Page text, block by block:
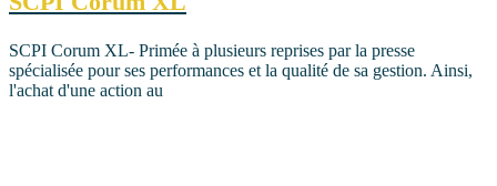
SCPI Corum XL- Primée à plusieurs reprises par la presse
spécialisée pour ses performances et la qualité de sa gestion. Ainsi,
l'achat d'une action au